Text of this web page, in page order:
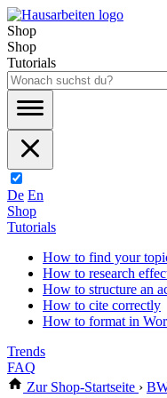
Shop
Shop
Tutorials
De En
Shop
Tutorials
How to find your
How to research
How to structure an
How to cite correctly
How to format in
Trends
FAQ
Zur Shop-Startseite ›